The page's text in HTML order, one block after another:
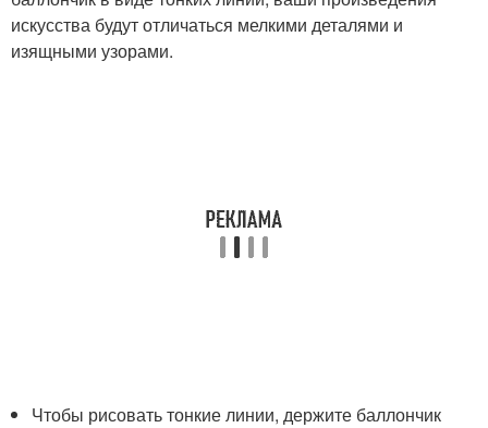
искусства будут отличаться мелкими деталями и
изящными узорами.
Чтобы рисовать тонкие линии, держите баллончик